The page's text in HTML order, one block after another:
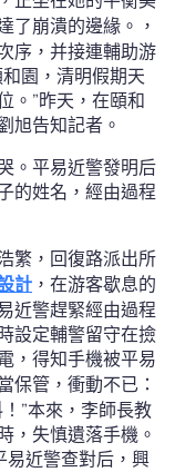
了崩潰的邊緣。，
序，并接連輔助游
園，清明假期天
。”昨天，在頤和
旭告知記者。
。平易近警發明后
的姓名，經由過程
繁，回復路派出所
計 ，在游客歇息的
近警趕緊經由過程
設定輔警留守在撿
，得知手機被平易
保管，衝動不已：
”本來，李師長教
，失慎遺落手機。
易近警查對后，興